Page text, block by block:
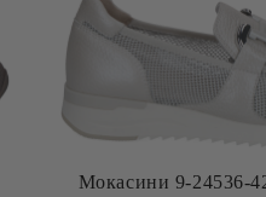
Мокасини 9-24536-